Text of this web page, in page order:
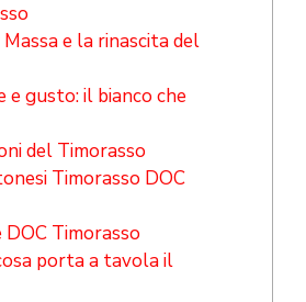
e la rinascita del
gusto: il bianco che
del Timorasso
Timorasso DOC
Timorasso
porta a tavola il